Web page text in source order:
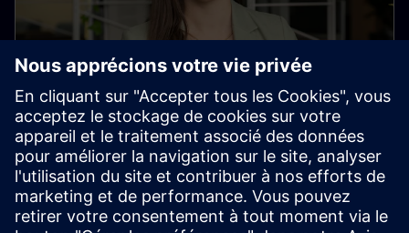
Corinne Heussi
Marketing et recrutement universitaires